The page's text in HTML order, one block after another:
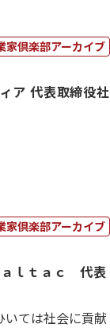
家倶楽部アーカイブ
ア 代表取締役社
家倶楽部アーカイブ
ａｌｔａｃ 代表
ては社会に貢献